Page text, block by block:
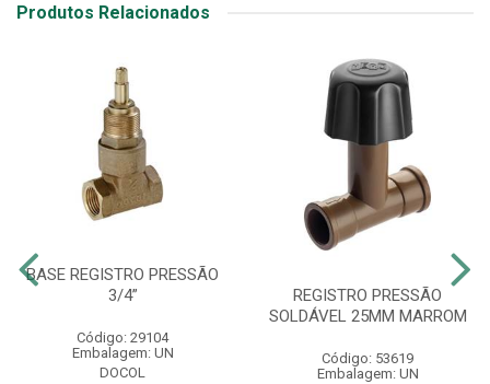
Produtos Relacionados
BASE REGISTRO PRESSÃO
3/4”
Código: 29104
Embalagem: UN
DOCOL
REGISTRO PRESSÃO
SOLDÁVEL 25MM MARROM
Código: 53619
Embalagem: UN